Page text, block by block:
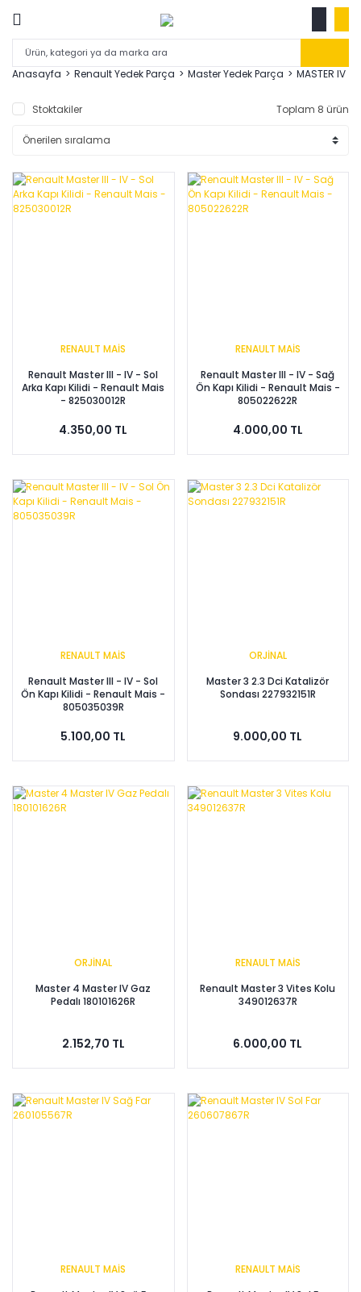
Anasayfa Renault Yedek Parça Master Yedek Parça MASTER IV
Stoktakiler Toplam 8 ürün
RENAULT MAİS
Renault Master III - IV - Sol
Arka Kapı Kilidi - Renault Mais
- 825030012R
4.350,00 TL
RENAULT MAİS
Renault Master III - IV - Sağ
Ön Kapı Kilidi - Renault Mais -
805022622R
4.000,00 TL
RENAULT MAİS
Renault Master III - IV - Sol
Ön Kapı Kilidi - Renault Mais -
805035039R
5.100,00 TL
ORJİNAL
Master 3 2.3 Dci Katalizör
Sondası 227932151R
9.000,00 TL
ORJİNAL
Master 4 Master IV Gaz
Pedalı 180101626R
2.152,70 TL
RENAULT MAİS
Renault Master 3 Vites Kolu
349012637R
6.000,00 TL
RENAULT MAİS
RENAULT MAİS